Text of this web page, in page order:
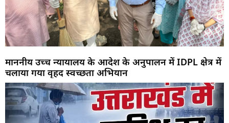
माननीय उच्च न्यायालय के आदेश के अनुपालन में IDPL क्षेत्र में
चलाया गया वृहद स्वच्छता अभियान